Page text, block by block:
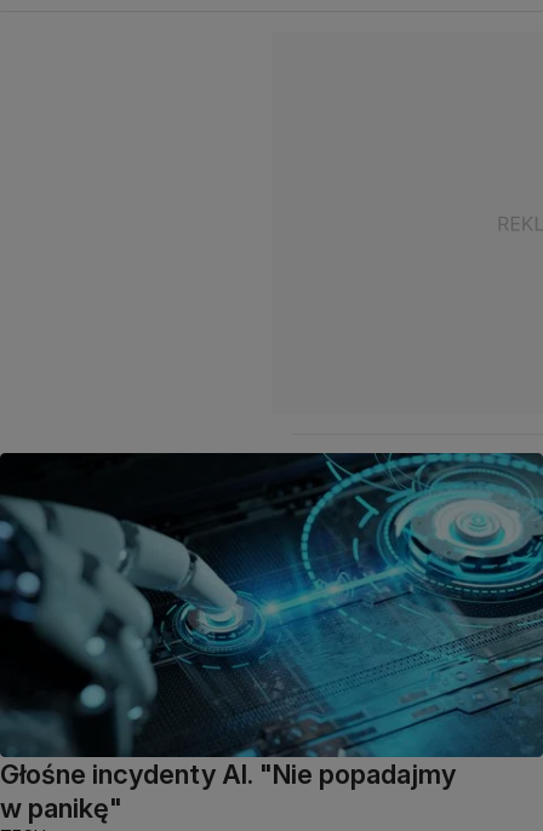
Głośne incydenty AI. "Nie popadajmy
w panikę"